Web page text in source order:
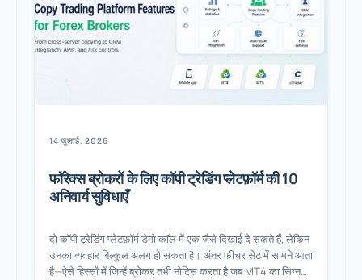
14 जुलाई, 2026
फॉरेक्स ब्रोकरों के लिए कॉपी ट्रेडिंग प्लेटफ़ॉर्म की 10
अनिवार्य सुविधाएँ
दो कॉपी ट्रेडिंग प्लेटफ़ॉर्म डेमो कॉल में एक जैसे दिखाई दे सकते हैं, लेकिन
उनका व्यवहार बिल्कुल अलग हो सकता है। अंतर फीचर सेट में सामने आता
है—ऐसे हिस्सों में जिन्हें ब्रोकर तभी नोटिस करता है जब MT4 का सिग्नल